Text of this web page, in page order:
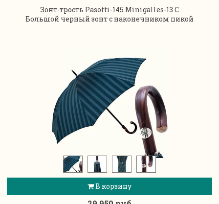
Зонт-трость Pasotti-145 Minigalles-13 C
Большой черный зонт с наконечником пикой
В корзину